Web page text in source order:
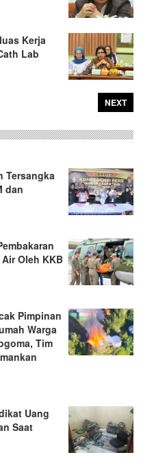
Kerja
Lab
NEXT
Tersangka
dan
Oleh KKB
Pimpinan
Warga
Tim
Uang
Saat